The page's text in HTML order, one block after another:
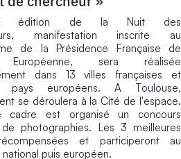
édition de la Nuit des
manifestation inscrite au
de la Présidence Française de
Européenne, sera réalisée
dans 13 villes françaises et
pays européens. A Toulouse,
se déroulera à la Cité de l'espace.
cadre est organisé un concours
photographies. Les 3 meilleures
et participeront au
puis européen.